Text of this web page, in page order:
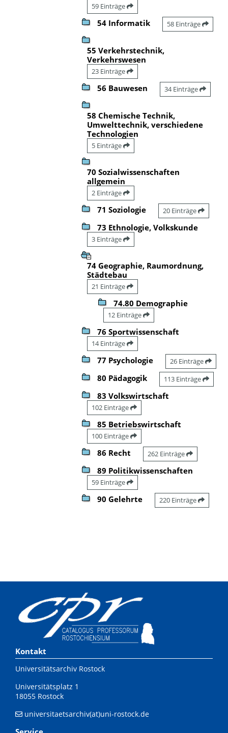
59 Einträge
54 Informatik 58 Einträge
55 Verkehrstechnik,
Verkehrswesen
23 Einträge
56 Bauwesen 34 Einträge
58 Chemische Technik,
Umwelttechnik, verschiedene
Technologien
5 Einträge
70 Sozialwissenschaften
allgemein
2 Einträge
71 Soziologie 20 Einträge
73 Ethnologie, Volkskunde
3 Einträge
74 Geographie, Raumordnung,
Städtebau
21 Einträge
74.80 Demographie
12 Einträge
76 Sportwissenschaft
14 Einträge
77 Psychologie 26 Einträge
80 Pädagogik 113 Einträge
83 Volkswirtschaft
102 Einträge
85 Betriebswirtschaft
100 Einträge
86 Recht 262 Einträge
89 Politikwissenschaften
59 Einträge
90 Gelehrte 220 Einträge
Kontakt
Universitätsarchiv Rostock
Universitätsplatz 1
18055 Rostock
universitaetsarchiv(at)uni-rostock.de